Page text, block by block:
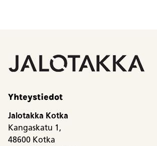
Yhteystiedot
Jalotakka Kotka
Kangaskatu 1,
48600 Kotka